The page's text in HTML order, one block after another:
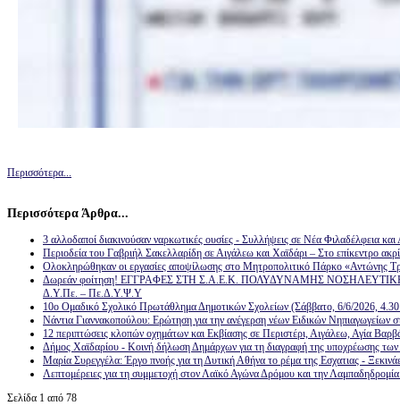
Περισσότερα...
Περισσότερα Άρθρα...
3 αλλοδαποί διακινούσαν ναρκωτικές ουσίες - Συλλήψεις σε Νέα Φιλαδέλφεια και
Περιοδεία του Γαβριήλ Σακελλαρίδη σε Αιγάλεω και Χαϊδάρι – Στο επίκεντρο
Ολοκληρώθηκαν οι εργασίες αποψίλωσης στο Μητροπολιτικό Πάρκο «Αντώνης
Δωρεάν φοίτηση! ΕΓΓΡΑΦΕΣ ΣΤΗ Σ.Α.Ε.Κ. ΠΟΛΥΔΥΝΑΜΗΣ
Δ.Υ.Πε. – Πε.Δ.Υ.Ψ.Υ
10ο Ομαδικό Σχολικό Πρωτάθλημα Δημοτικών Σχολείων (Σάββατο, 6/6/2026,
Νάντια Γιαννακοπούλου: Ερώτηση για την ανέγερση νέων Ειδικών Νηπιαγωγείων
12 περιπτώσεις κλοπών οχημάτων και Εκβίασης σε Περιστέρι, Αιγάλεω, Αγία
Δήμος Χαϊδαρίου - Κοινή δήλωση Δημάρχων για τη διαγραφή της υποχρέωσης των
Μαρία Συρεγγέλα: Έργο πνοής για τη Δυτική Αθήνα το ρέμα της Εσχατιας -
Λεπτομέρειες για τη συμμετοχή στον Λαϊκό Αγώνα Δρόμου και την
Σελίδα 1 από 78